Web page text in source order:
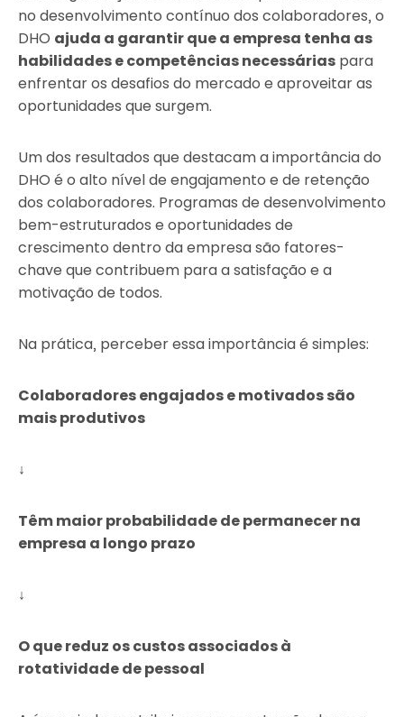
no desenvolvimento contínuo dos colaboradores, o
DHO ajuda a garantir que a empresa tenha as
habilidades e competências necessárias para
enfrentar os desafios do mercado e aproveitar as
oportunidades que surgem.
Um dos resultados que destacam a importância do
DHO é o alto nível de engajamento e de retenção
dos colaboradores. Programas de desenvolvimento
bem-estruturados e oportunidades de
crescimento dentro da empresa são fatores-
chave que contribuem para a satisfação e a
motivação de todos.
Na prática, perceber essa importância é simples:
Colaboradores engajados e motivados são
mais produtivos
↓
Têm maior probabilidade de permanecer na
empresa a longo prazo
↓
O que reduz os custos associados à
rotatividade de pessoal